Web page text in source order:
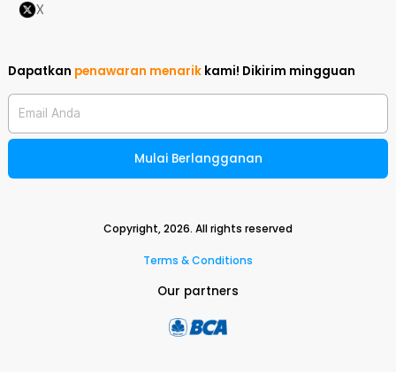
X
Dapatkan penawaran menarik kami! Dikirim mingguan
Email Anda
Mulai Berlangganan
Copyright,2026. All rights reserved
Terms & Conditions
Our partners